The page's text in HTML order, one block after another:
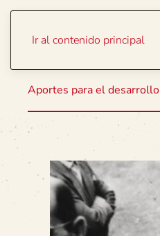
Ir al contenido principal
Aportes para el desarrollo